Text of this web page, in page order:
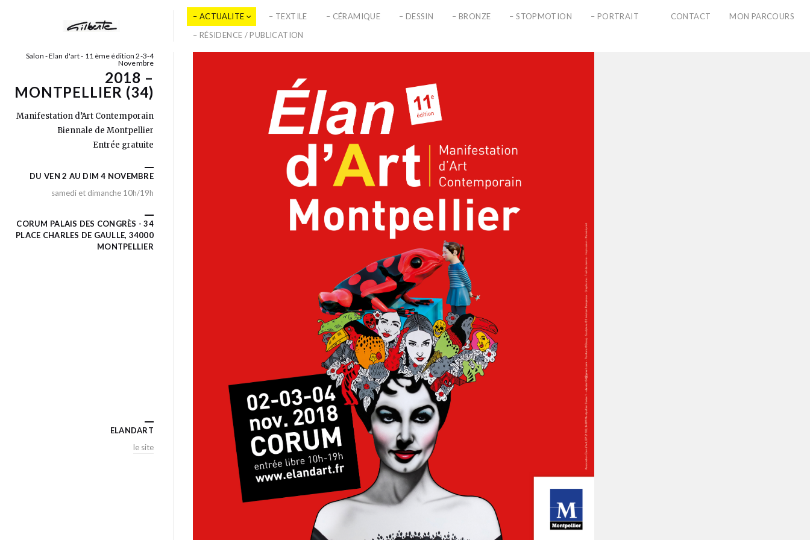
– ACTUALITE – TEXTILE – CÉRAMIQUE – DESSIN – BRONZE – STOPMOTION
– PORTRAIT
– RÉSIDENCE / PUBLICATION
CONTACT MON PARCOURS
Salon - Elan d'art - 11 ème édition 2-3-4
Novembre
2018 –
MONTPELLIER (34)
Manifestation d’Art Contemporain
Biennale de Montpellier
Entrée gratuite
DU VEN 2 AU DIM 4 NOVEMBRE
samedi et dimanche 10h/19h
CORUM PALAIS DES CONGRÈS - 34
PLACE CHARLES DE GAULLE, 34000
MONTPELLIER
ELANDART
le site